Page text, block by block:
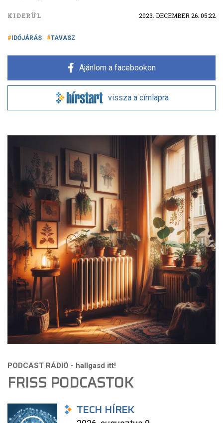
KIDERÜL 2023. DECEMBER 26. 05:22
IDŐJÁRÁS TAVASZ
Ajánlom a facebookon
vissza a címlapra
FRISS PODCASTOK
TECH HÍREK